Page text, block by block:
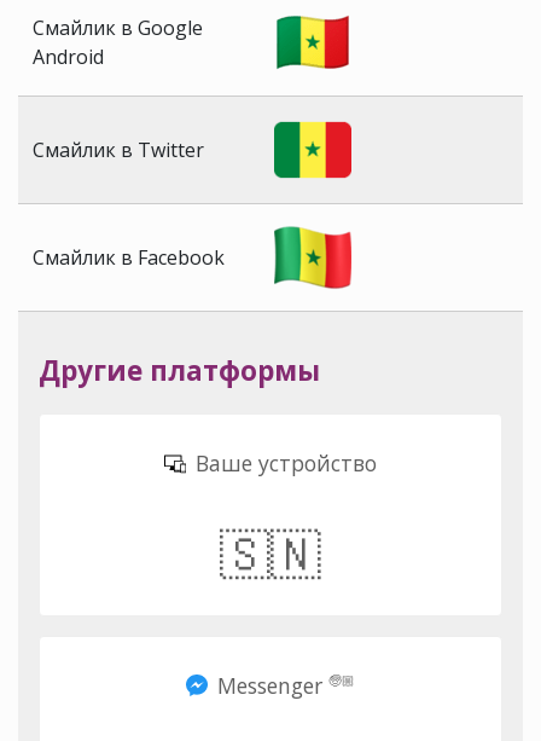
Смайлик в Google
Android
Смайлик в Twitter
Смайлик в Facebook
Другие платформы
Ваше устройство
🇸🇳
Messenger 🧓🏼